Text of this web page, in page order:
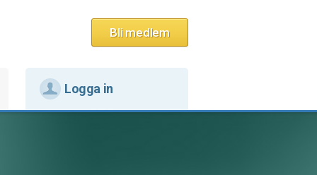
Bli medlem
Logga in